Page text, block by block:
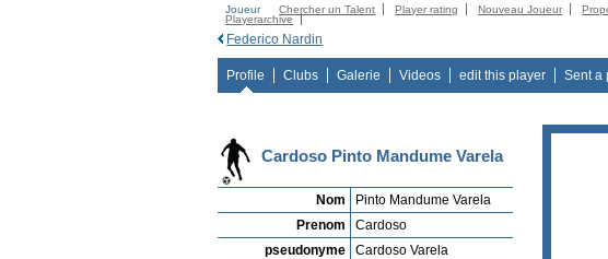
Joueur Chercher un Talent Player rating Nouveau Joueur
Playerarchive
Federico Nardin
Profile Clubs Galerie Videos edit this player Sent a
Cardoso Pinto Mandume Varela
Nom
Pinto Mandume Varela
Prenom
Cardoso
pseudonyme
Cardoso Varela